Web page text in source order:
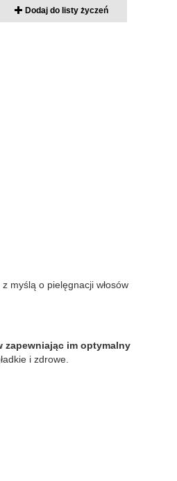
Dodaj do listy życzeń
myślą o pielęgnacji włosów
zapewniając im optymalny
i zdrowe.